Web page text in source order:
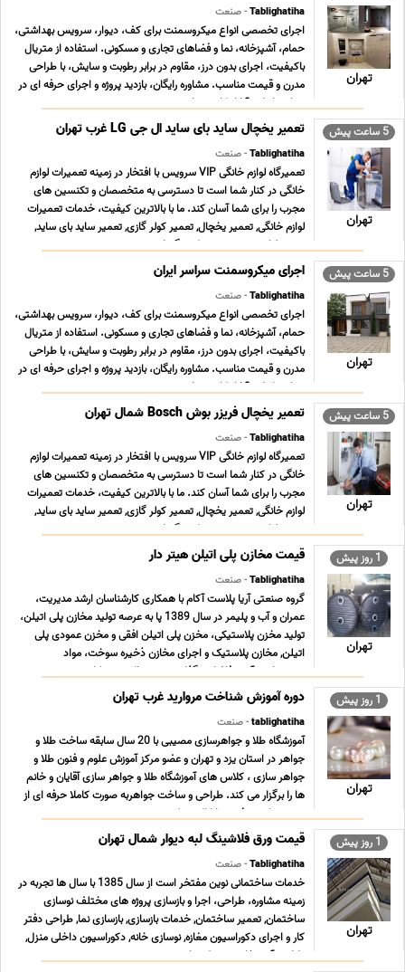
تهران
Tablighatiha- صنعت
اجرای تخصصی انواع میکروسمنت برای کف، دیوار، سرویس بهداشتی،
حمام، آشپزخانه، نما و فضاهای تجاری و مسکونی. استفاده از متریال
باکیفیت، اجرای بدون درز، مقاوم در برابر رطوبت و سایش، با طراحی
مدرن و قیمت مناسب. مشاوره رایگان، بازدید پروژه و اجرای حرفه ای در
سراسر ایران. آیا از کاشی های ... ...
5 ساعت پیش
تهران
تعمیر یخچال ساید بای ساید ال جی LG غرب تهران
Tablighatiha- صنعت
تعمیرگاه لوازم خانگی VIP سرویس با افتخار در زمینه تعمیرات لوازم
خانگی در کنار شما است تا دسترسی به متخصصان و تکنسین های
مجرب را برای شما آسان کند. ما با بالاترین کیفیت، خدمات تعمیرات
لوازم خانگی, تعمیر یخچال, تعمیر کولر گازی, تعمیر ساید بای ساید,
تعمیر لباسشویی, تعمیر پکیج گرمایش ... ...
5 ساعت پیش
تهران
اجرای میکروسمنت سراسر ایران
Tablighatiha- صنعت
اجرای تخصصی انواع میکروسمنت برای کف، دیوار، سرویس بهداشتی،
حمام، آشپزخانه، نما و فضاهای تجاری و مسکونی. استفاده از متریال
باکیفیت، اجرای بدون درز، مقاوم در برابر رطوبت و سایش، با طراحی
مدرن و قیمت مناسب. مشاوره رایگان، بازدید پروژه و اجرای حرفه ای در
سراسر ایران. آیا از کاشی های ... ...
5 ساعت پیش
تهران
تعمیر یخچال فریزر بوش Bosch شمال تهران
Tablighatiha- صنعت
تعمیرگاه لوازم خانگی VIP سرویس با افتخار در زمینه تعمیرات لوازم
خانگی در کنار شما است تا دسترسی به متخصصان و تکنسین های
مجرب را برای شما آسان کند. ما با بالاترین کیفیت، خدمات تعمیرات
لوازم خانگی, تعمیر یخچال, تعمیر کولر گازی, تعمیر ساید بای ساید,
تعمیر لباسشویی, تعمیر پکیج گرمایش ... ...
1 روز پیش
تهران
قیمت مخازن پلی اتیلن هیتر دار
Tablighatiha- صنعت
گروه صنعتی آریا پلاست آکام با همکاری کارشناسان ارشد مدیریت،
عمران و آب و پلیمر در سال 1389 پا به عرصه تولید مخازن پلی اتیلن،
تولید مخزن پلاستیکی، مخزن پلی اتیلن افقی و مخزن عمودی پلی
اتیلن, مخازن پلاستیک و اجرای مخازن ذخیره سوخت، مواد
شمیمیایی، آب و فاضلاب گذاشت و هم اکنون در کار ... ...
1 روز پیش
تهران
دوره آموزش شناخت مروارید غرب تهران
tablighatiha- صنعت
آموزشگاه طلا و جواهرسازی مصیبی با 20 سال سابقه ساخت طلا و
جواهر در استان یزد و تهران و عضو مرکز آموزش علوم و فنون طلا و
جواهر سازى ، کلاس هاى آموزشگاه طلا و جواهر سازى آقایان و خانم
ها را برگزار می کند. طراحى و ساخت جواهربه صورت کاملا حرفه اى از
مبتدى تا پیشرفته و با ارائه مدرک د ... ...
1 روز پیش
تهران
قیمت ورق فلاشینگ لبه دیوار شمال تهران
Tablighatiha- صنعت
خدمات ساختمانی نوین مفتخر است از سال 1385 با سال ها تجربه در
زمینه مشاوره، طراحی، اجرا و بازسازی پروژه های مختلف نوسازی
ساختمان, تعمیر ساختمان, خدمات بازسازی, بازسازی نما, طراحی دفتر
کار و اجرای دکوراسیون مغازه, نوسازی خانه, دکوراسیون داخلی منزل,
طراحی آشپزخانه, محوطه سازی و نصب ... ...